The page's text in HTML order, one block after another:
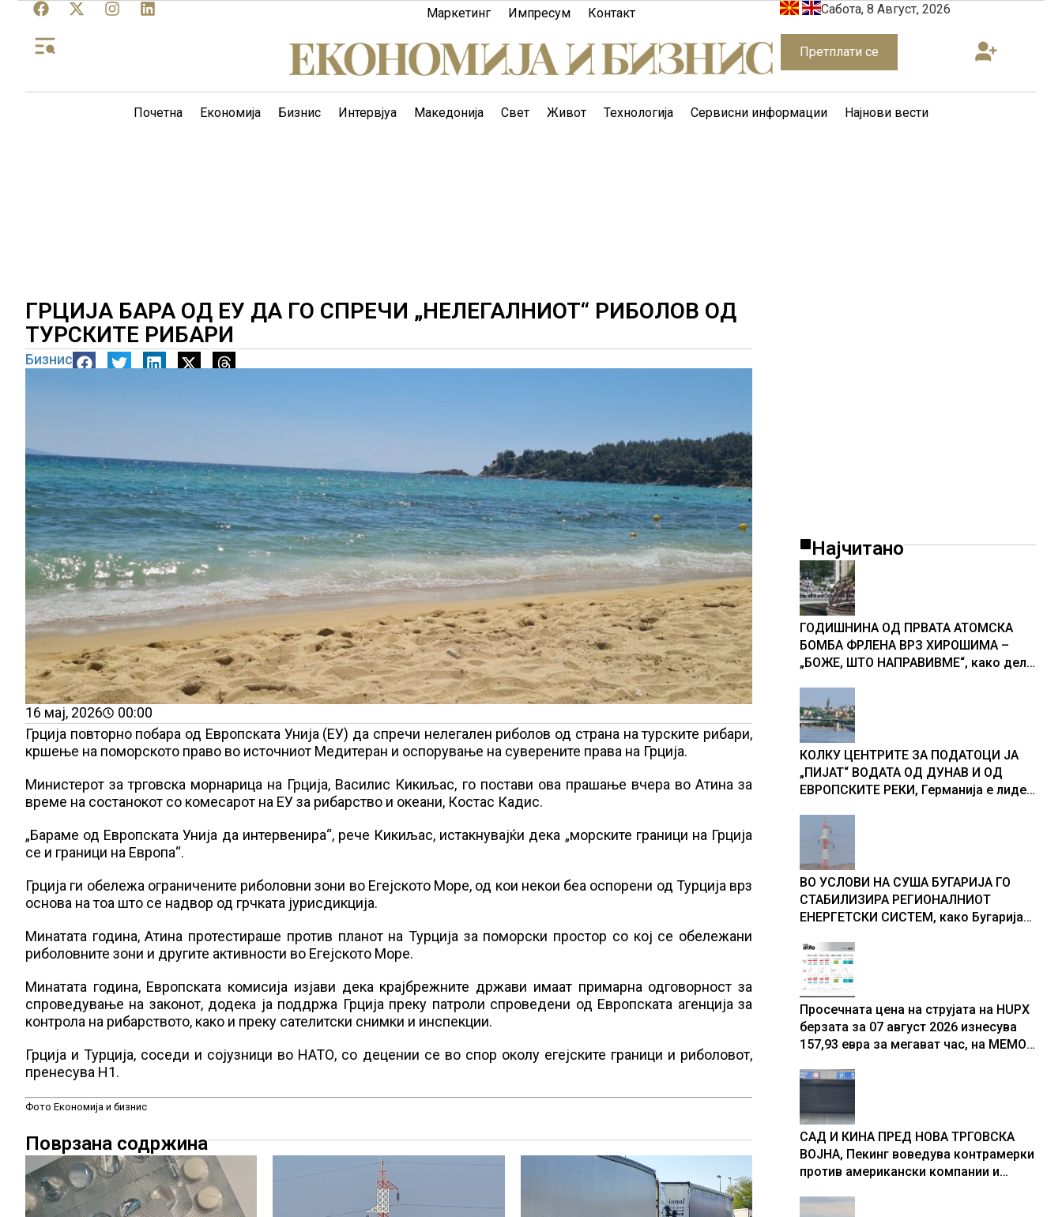
Маркетинг Импресум Контакт Сабота, 8 Август, 2026
Претплати се
Почетна Економија Бизнис Интервјуа Македонија Свет Живот Технологија Сервисни информации Најнови вести
ГРЦИЈА БАРА ОД ЕУ ДА ГО СПРЕЧИ „НЕЛЕГАЛНИОТ“ РИБОЛОВ ОД
ТУРСКИТЕ РИБАРИ
Бизнис
16 мај, 2026
00:00
Грција повторно побара од Европската Унија (ЕУ) да спречи нелегален риболов од страна на турските рибари,
кршење на поморското право во источниот Медитеран и оспорување на суверените права на Грција.
Министерот за трговска морнарица на Грција, Василис Кикиљас, го постави ова прашање вчера во Атина за
време на состанокот со комесарот на ЕУ за рибарство и океани, Костас Кадис.
„Бараме од Европската Унија да интервенира“, рече Кикиљас, истакнувајќи дека „морските граници на Грција
се и граници на Европа“.
Грција ги обележа ограничените риболовни зони во Егејското Море, од кои некои беа оспорени од Турција врз
основа на тоа што се надвор од грчката јурисдикција.
Минатата година, Атина протестираше против планот на Турција за поморски простор со кој се обележани
риболовните зони и другите активности во Егејското Море.
Минатата година, Европската комисија изјави дека крајбрежните држави имаат примарна одговорност за
спроведување на законот, додека ја поддржа Грција преку патроли спроведени од Европската агенција за
контрола на рибарството, како и преку сателитски снимки и инспекции.
Грција и Турција, соседи и сојузници во НАТО, со децении се во спор околу егејските граници и риболовот,
пренесува Н1.
Фото Економија и бизнис
Поврзана содржина
Најчитано
ГОДИШНИНА ОД ПРВАТА АТОМСКА
БОМБА ФРЛЕНА ВРЗ ХИРОШИМА –
„БОЖЕ, ШТО НАПРАВИВМЕ“, како дел
учесниците во бомбардирањето го
доживуваа овој настан што го
промени текот на историјата
КОЛКУ ЦЕНТРИТЕ ЗА ПОДАТОЦИ ЈА
„ПИЈАТ“ ВОДАТА ОД ДУНАВ И ОД
ЕВРОПСКИТЕ РЕКИ, Германија е лидер
центри за податоци
ВО УСЛОВИ НА СУША БУГАРИЈА ГО
СТАБИЛИЗИРА РЕГИОНАЛНИОТ
ЕНЕРГЕТСКИ СИСТЕМ, како Бугарија
складирање на енергија од батерии
Просечната цена на струјата на HUPX
берзата за 07 август 2026 изнесува
157,93 евра за мегават час, на МЕМО
САД И КИНА ПРЕД НОВА ТРГОВСКА
ВОЈНА, Пекинг воведува контрамерки
против американски компании и